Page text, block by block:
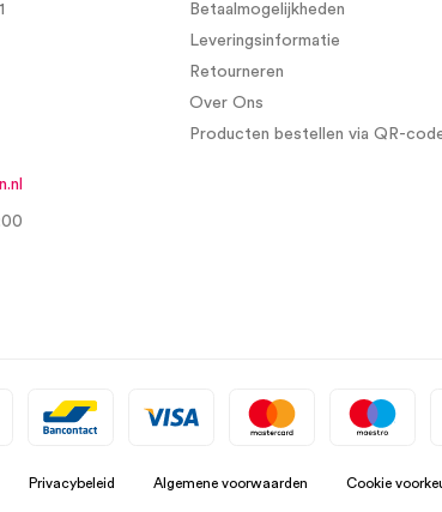
Betaalmogelijkheden
Leveringsinformatie
Retourneren
Over Ons
Producten bestellen via QR-
Privacybeleid Algemene voorwaarden Cookie